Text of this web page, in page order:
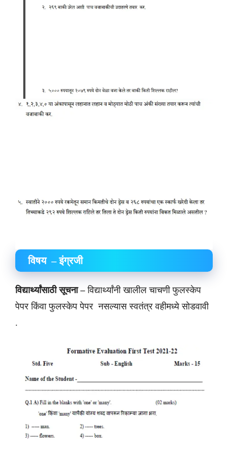
विषय – इंग्रजी
विद्यार्थ्यांसाठी सूचना –विद्यार्थ्यांनी खालील चाचणी फुलस्केप
पेपर किंवा फुलस्केप पेपर नसल्यास स्वतंत्र वहीमध्ये सोडवावी
.